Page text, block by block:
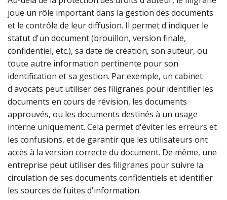
joue un rôle important dans la gestion des documents
et le contrôle de leur diffusion. Il permet d'indiquer le
statut d'un document (brouillon, version finale,
confidentiel, etc.), sa date de création, son auteur, ou
toute autre information pertinente pour son
identification et sa gestion. Par exemple, un cabinet
d'avocats peut utiliser des filigranes pour identifier les
documents en cours de révision, les documents
approuvés, ou les documents destinés à un usage
interne uniquement. Cela permet d'éviter les erreurs et
les confusions, et de garantir que les utilisateurs ont
accès à la version correcte du document. De même, une
entreprise peut utiliser des filigranes pour suivre la
circulation de ses documents confidentiels et identifier
les sources de fuites d'information.